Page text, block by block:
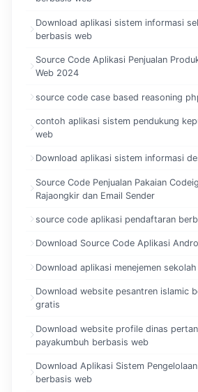
Download aplikasi sistem informasi
berbasis web
Source Code Aplikasi Penjualan
Web 2024
source code case based reasoning
contoh aplikasi sistem pendukung
web
Download aplikasi sistem informasi
Source Code Penjualan Pakaian
Rajaongkir dan Email Sender
source code aplikasi pendaftaran
Download Source Code Aplikasi
Download aplikasi menejemen
Download website pesantren islamic
gratis
Download website profile dinas
payakumbuh berbasis web
Download Aplikasi Sistem
berbasis web